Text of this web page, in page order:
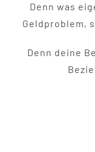
Denn was
Geldproblem,
Denn deine